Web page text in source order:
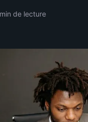
de lecture